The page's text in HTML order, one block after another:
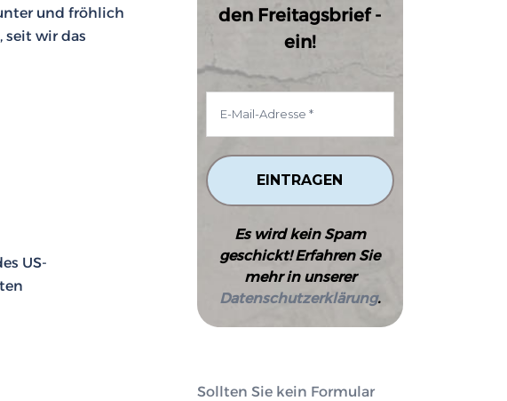
und fröhlich
seit wir das
US-
den Freitagsbrief -
ein!
Es wird kein Spam
geschickt! Erfahren Sie
mehr in unserer
Datenschutzerklärung.
Sollten Sie kein Formular